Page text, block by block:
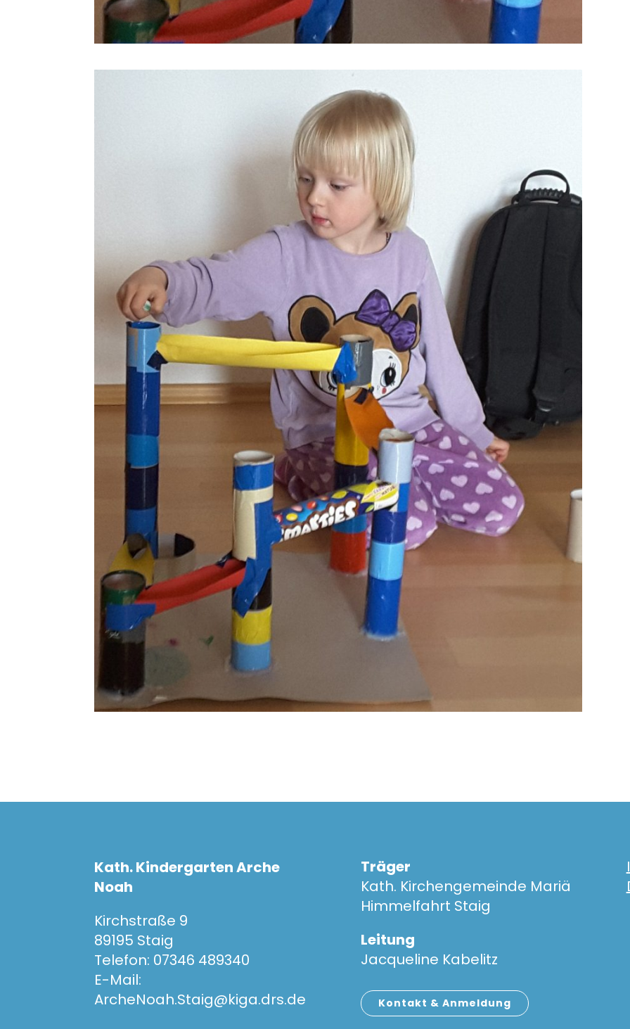
Kath. Kindergarten Arche
Noah
Kirchstraße 9
89195 Staig
Telefon: 07346 489340
E-Mail:
ArcheNoah.Staig@kiga.drs.de
Träger
Kath. Kirchengemeinde Mariä
Himmelfahrt Staig
Leitung
Jacqueline Kabelitz
Kontakt & Anmeldung